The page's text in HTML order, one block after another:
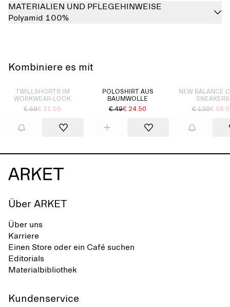
MATERIALIEN UND PFLEGEHINWEISE
Polyamid 100%
Kombiniere es mit
TWILLSHORTS IM
WORKWEAR-LOOK
€ 69€ 31.05
POLOSHIRT AUS
BAUMWOLLE
€ 49€ 24.50
NEW BALANCE
SNEAKERS
€ 130€
Über ARKET
Über uns
Karriere
Einen Store oder ein Café suchen
Editorials
Materialbibliothek
Kundenservice